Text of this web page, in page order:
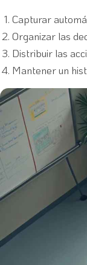
Capturar
Organizar las
Distribuir las
Mantener un